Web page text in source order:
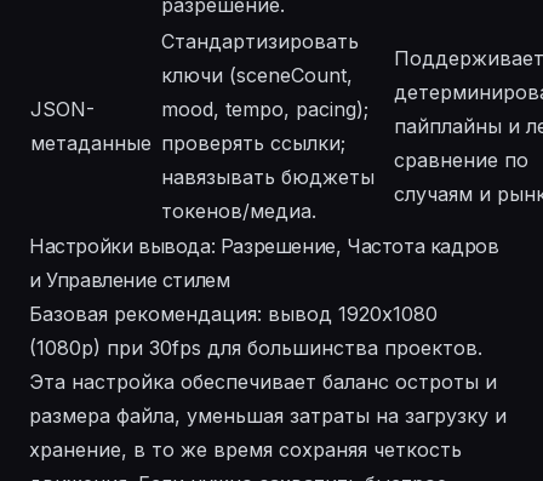
разрешение.
JSON-
метаданные
Стандартизировать
ключи (sceneCount,
mood, tempo, pacing);
проверять ссылки;
навязывать бюджеты
токенов/медиа.
Поддерживает
пайплайны и
сравнение по
случаям и
Настройки вывода: Разрешение, Частота кадров
и Управление стилем
Базовая рекомендация: вывод 1920x1080
(1080p) при 30fps для большинства проектов.
Эта настройка обеспечивает баланс остроты и
размера файла, уменьшая затраты на загрузку и
хранение, в то же время сохраняя четкость